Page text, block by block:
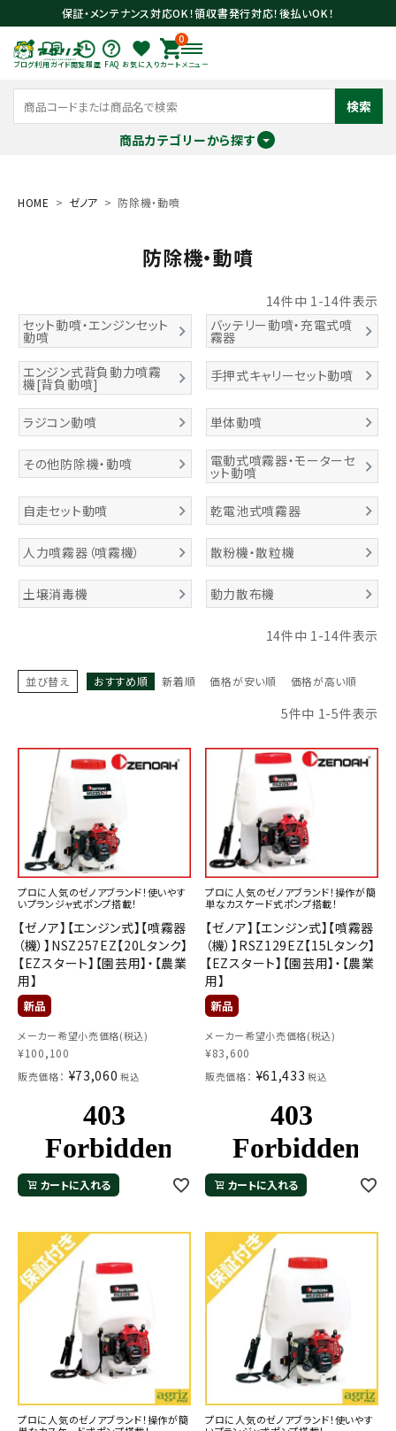
保証・メンテナンス対応OK！領収書発行対応！後払いOK！
ブログ利用ガイド閲覧履歴 FAQ お気に入り
0
カート メニュー
検索
商品カテゴリーから探す
meeting_room ログイン person
search
お気に入り一覧
閲覧履歴一覧
農業機械
農業資材
作業用品
レンタル
利用ガイド
メールでのお問い合わせ
FAXでのご注文
0739-72-4532
24時間受付
HOME ゼノア 防除機・動噴
防除機・動噴
14件中 1-14件表示
セット動噴・エンジンセット
動噴
バッテリー動噴・充電式噴
霧器
エンジン式背負動力噴霧
機[背負動噴] 手押式キャリーセット動噴
ラジコン動噴 単体動噴
その他防除機・動噴 電動式噴霧器・モーターセ
ット動噴
自走セット動噴 乾電池式噴霧器
人力噴霧器（噴霧機） 散粉機・散粒機
土壌消毒機 動力散布機
14件中 1-14件表示
並び替え おすすめ順 新着順 価格が安い順 価格が高い順
5件中 1-5件表示
プロに人気のゼノアブランド！使いやす
いプランジャ式ポンプ搭載！
【ゼノア】【エンジン式】【噴霧器
（機）】NSZ257EZ【20Lタンク】
【EZスタート】【園芸用】・【農業
用】
メーカー希望小売価格(税込)
¥100,100
販売価格： ¥73,060 税込
カートに入れる
プロに人気のゼノアブランド！操作が簡
単なカスケード式ポンプ搭載！
【ゼノア】【エンジン式】【噴霧器
（機）】RSZ129EZ【15Lタンク】
【EZスタート】【園芸用】・【農業
用】
メーカー希望小売価格(税込)
¥83,600
販売価格： ¥61,433 税込
カートに入れる
プロに人気のゼノアブランド！操作が簡
プロに人気のゼノアブランド！使いやす